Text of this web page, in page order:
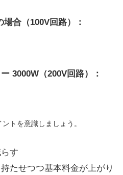
合（100V回路）：
3000W（200V回路）：
トを意識しましょう。
す
たせつつ基本料金が上がり